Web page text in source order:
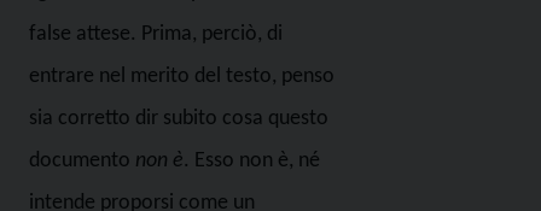
false attese. Prima, perciò, di
entrare nel merito del testo, penso
sia corretto dir subito cosa questo
documento non è. Esso non è, né
intende proporsi come un